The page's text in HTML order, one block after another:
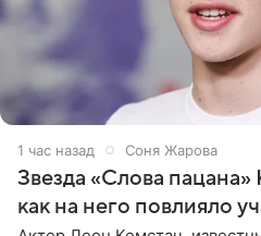
1 час назад Соня Жарова
Звезда «Слова пацана»
как на него повлияло